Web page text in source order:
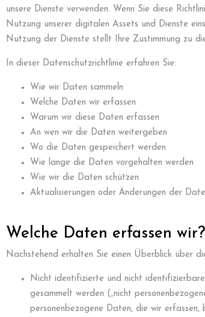
unsere Dienste verwenden. Wenn Sie diese
Nutzung unserer digitalen Assets und Dienste
Nutzung der Dienste stellt Ihre Zustimmung zu
In dieser Datenschutzrichtlinie erfahren Sie:
Wie wir Daten sammeln
Welche Daten wir erfassen
Warum wir diese Daten erfassen
An wen wir die Daten weitergeben
Wo die Daten gespeichert werden
Wie lange die Daten vorgehalten werden
Wie wir die Daten schützen
Aktualisierungen oder Änderungen der
Welche Daten erfassen wir?
Nachstehend erhalten Sie einen Überblick über
Nicht identifizierte und nicht
gesammelt werden („nicht
personenbezogene Daten, die wir erfassen,